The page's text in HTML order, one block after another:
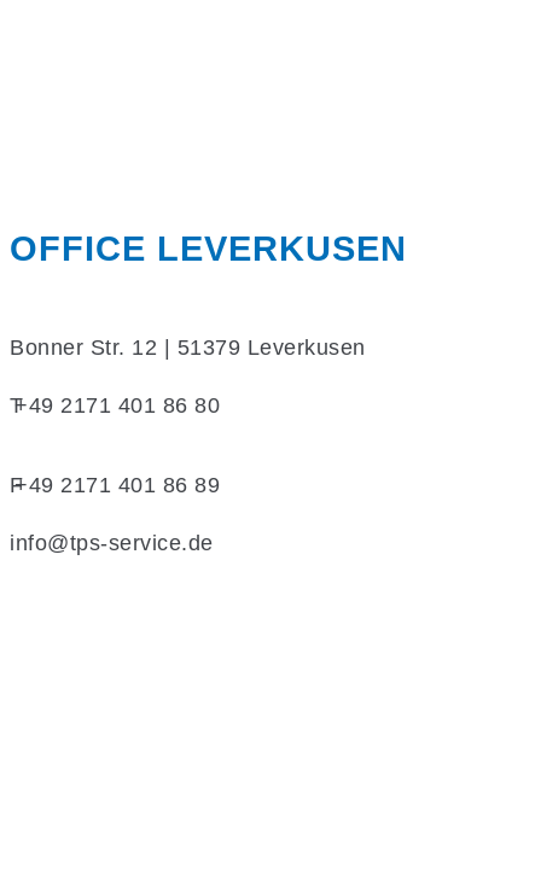
OFFICE LEVERKUSEN
Bonner Str. 12 | 51379 Leverkusen
T+49 2171 401 86 80
F+49 2171 401 86 89
info@tps-service.de